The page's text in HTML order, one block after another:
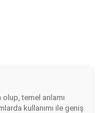
temel anlamı
kullanımı ile geniş